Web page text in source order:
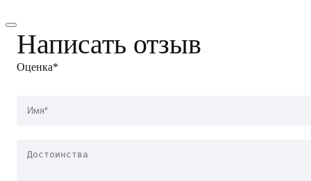
Написать отзыв
Оценка*